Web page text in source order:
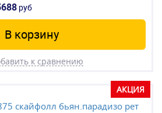
руб
В корзину
к сравнению
АКЦИЯ
скайфолл бьян.парадизо рет